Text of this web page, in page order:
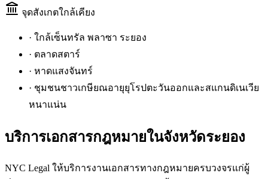
จุดสังเกตใกล้เคียง
· ใกล้เซ็นทรัล พลาซา ระยอง
· ตลาดสตาร์
· หาดแสงจันทร์
· ชุมชนชาวเกษียณอายุยุโรปตะวันออกและสแกนดิเนเวีย
หนาแน่น
บริการเอกสารกฎหมายในจังหวัดระยอง
NYC Legal ให้บริการงานเอกสารทางกฎหมายครบวงจรแก่ผู้